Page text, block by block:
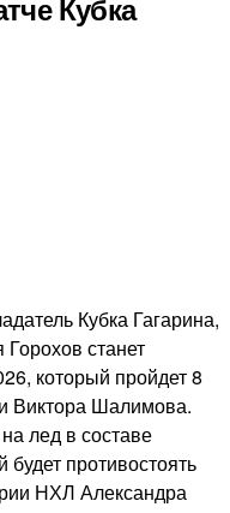
Кубка
Кубка Гагарина,
Горохов станет
который пройдет 8
Виктора Шалимова.
лед в составе
противостоять
НХЛ Александра